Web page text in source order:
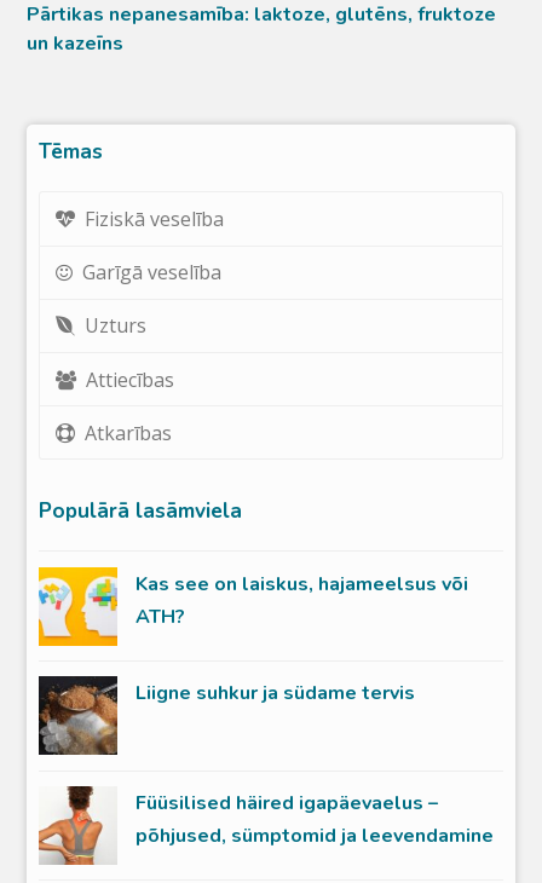
Pārtikas nepanesamība: laktoze, glutēns, fruktoze
un kazeīns
Tēmas
Fiziskā veselība
Garīgā veselība
Uzturs
Attiecības
Atkarības
Populārā lasāmviela
Kas see on laiskus, hajameelsus või
ATH?
Liigne suhkur ja südame tervis
Füüsilised häired igapäevaelus –
põhjused, sümptomid ja leevendamine